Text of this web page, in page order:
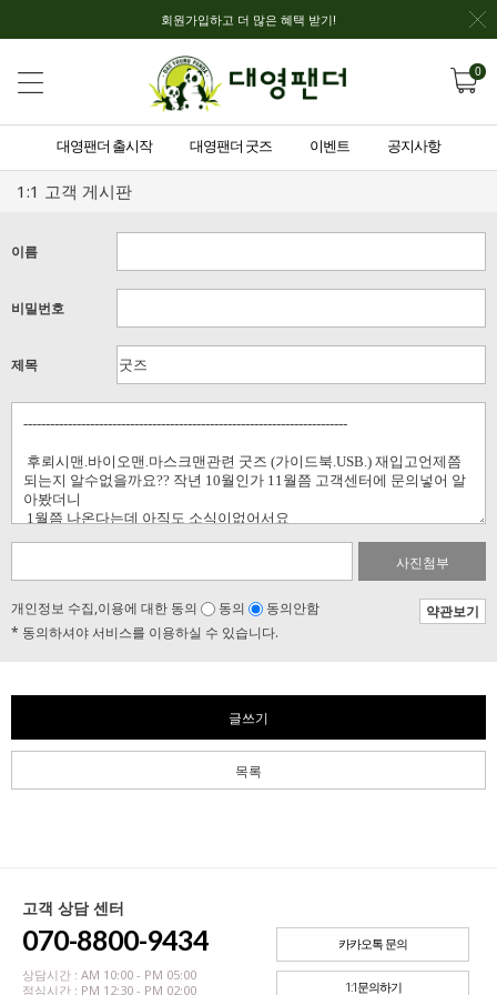
회원가입하고 더 많은 혜택 받기!
0
대영팬더 출시작 대영팬더 굿즈 이벤트 공지사항
1:1 고객 게시판
이름
비밀번호
제목
사진첨부
개인정보 수집,이용에 대한 동의 동의 동의안함
약관보기
* 동의하셔야 서비스를 이용하실 수 있습니다.
글쓰기
목록
고객 상담 센터
070-8800-9434
상담시간 : AM 10:00 - PM 05:00
점심시간 : PM 12:30 - PM 02:00
카카오톡 문의
1:1문의하기